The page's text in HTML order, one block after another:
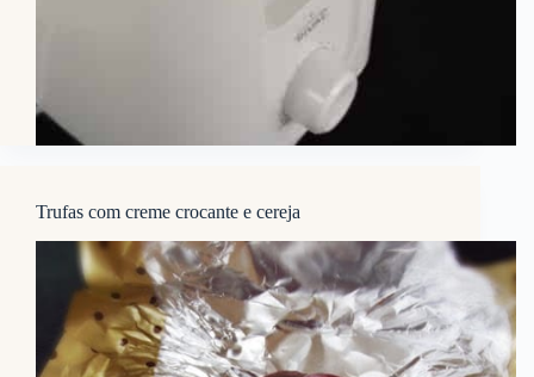
Trufas com creme crocante e cereja